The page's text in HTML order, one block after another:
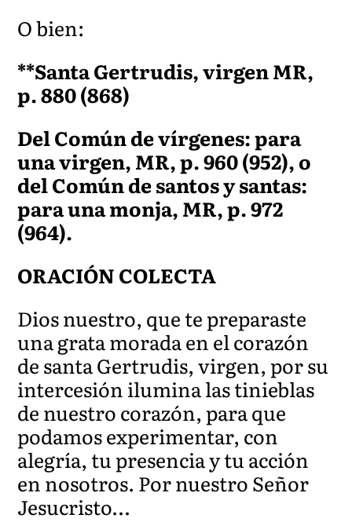
O bien:
**Santa Gertrudis, virgen MR,
p. 880 (868)
Del Común de vírgenes: para
una virgen, MR, p. 960 (952), o
del Común de santos y santas:
para una monja, MR, p. 972
(964).
ORACIÓN COLECTA
Dios nuestro, que te preparaste
una grata morada en el corazón
de santa Gertrudis, virgen, por su
intercesión ilumina las tinieblas
de nuestro corazón, para que
podamos experimentar, con
alegría, tu presencia y tu acción
en nosotros. Por nuestro Señor
Jesucristo…